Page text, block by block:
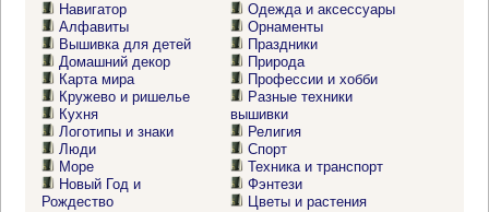
Навигатор
Алфавиты
Вышивка для детей
Домашний декор
Карта мира
Кружево и ришелье
Кухня
Логотипы и знаки
Люди
Море
Новый Год и
Рождество
Одежда и аксессуары
Орнаменты
Праздники
Природа
Профессии и хобби
Разные техники
вышивки
Религия
Спорт
Техника и транспорт
Фэнтези
Цветы и растения